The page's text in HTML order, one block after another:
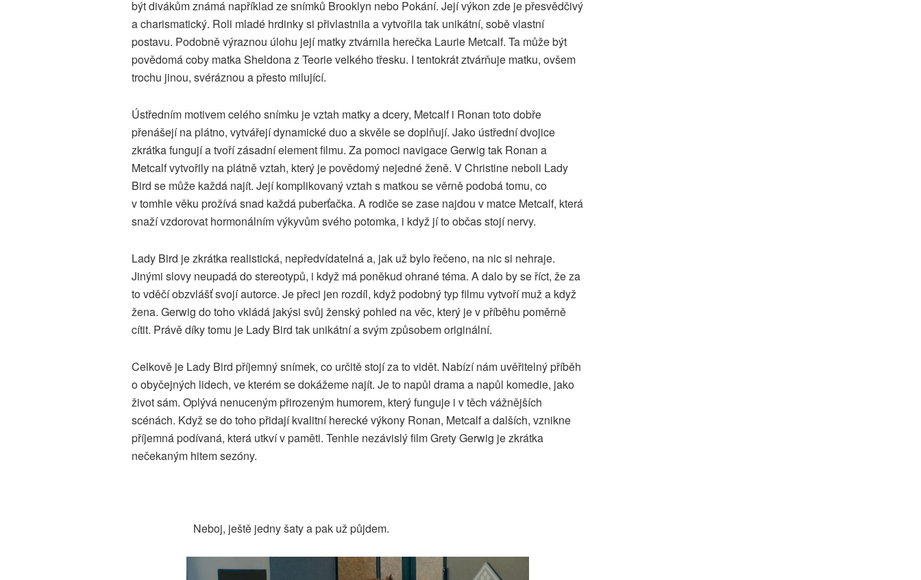
být divákům známá například ze snímků Brooklyn nebo Pokání. Její výkon zde je přesvědčivý
a charismatický. Roli mladé hrdinky si přivlastnila a vytvořila tak unikátní, sobě vlastní
postavu. Podobně výraznou úlohu její matky ztvárnila herečka Laurie Metcalf. Ta může být
povědomá coby matka Sheldona z Teorie velkého třesku. I tentokrát ztvárňuje matku, ovšem
trochu jinou, svéráznou a přesto milující.
Ústředním motivem celého snímku je vztah matky a dcery, Metcalf i Ronan toto dobře
přenášejí na plátno, vytvářejí dynamické duo a skvěle se doplňují. Jako ústřední dvojice
zkrátka fungují a tvoří zásadní element filmu. Za pomoci navigace Gerwig tak Ronan a
Metcalf vytvořily na plátně vztah, který je povědomý nejedné ženě. V Christine neboli Lady
Bird se může každá najít. Její komplikovaný vztah s matkou se věrně podobá tomu, co
v tomhle věku prožívá snad každá puberťačka. A rodiče se zase najdou v matce Metcalf, která
snaží vzdorovat hormonálním výkyvům svého potomka, i když jí to občas stojí nervy.
Lady Bird je zkrátka realistická, nepředvídatelná a, jak už bylo řečeno, na nic si nehraje.
Jinými slovy neupadá do stereotypů, i když má poněkud ohrané téma. A dalo by se říct, že za
to vděčí obzvlášť svojí autorce. Je přeci jen rozdíl, když podobný typ filmu vytvoří muž a když
žena. Gerwig do toho vkládá jakýsi svůj ženský pohled na věc, který je v příběhu poměrně
cítit. Právě díky tomu je Lady Bird tak unikátní a svým způsobem originální.
Celkově je Lady Bird příjemný snímek, co určitě stojí za to vidět. Nabízí nám uvěřitelný příběh
o obyčejných lidech, ve kterém se dokážeme najít. Je to napůl drama a napůl komedie, jako
život sám. Oplývá nenuceným přirozeným humorem, který funguje i v těch vážnějších
scénách. Když se do toho přidají kvalitní herecké výkony Ronan, Metcalf a dalších, vznikne
příjemná podívaná, která utkví v paměti. Tenhle nezávislý film Grety Gerwig je zkrátka
nečekaným hitem sezóny.
Neboj, ještě jedny šaty a pak už půjdem.